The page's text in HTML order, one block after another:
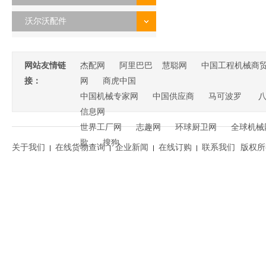
沃尔沃配件
网站友情链
接：
杰配网 阿里巴巴 慧聪网
中国工程机械商
网
商虎中国
中国机械专家网
中国供应商 马可波罗
信息网
世界工厂网
志趣网 环球厨卫网
全球机械
歌
搜狗
关于我们 在线货物查询 企业新闻 在线订购 联系我们 版权